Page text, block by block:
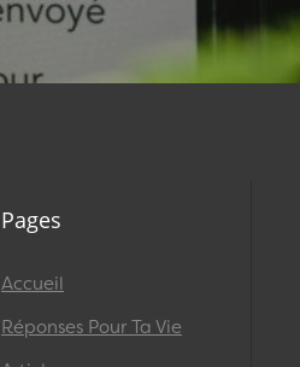
Pages
Accueil
Réponses Pour Ta Vie